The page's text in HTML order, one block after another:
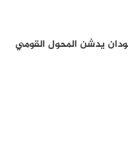
يدشن المحول القومي